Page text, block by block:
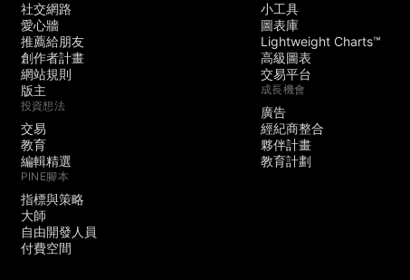
社交網路
愛心牆
推薦給朋友
創作者計畫
網站規則
版主
投資想法
交易
教育
編輯精選
PINE腳本
指標與策略
大師
自由開發人員
付費空間
小工具
圖表庫
Lightweight Charts™
高級圖表
交易平台
成長機會
廣告
經紀商整合
夥伴計畫
教育計劃